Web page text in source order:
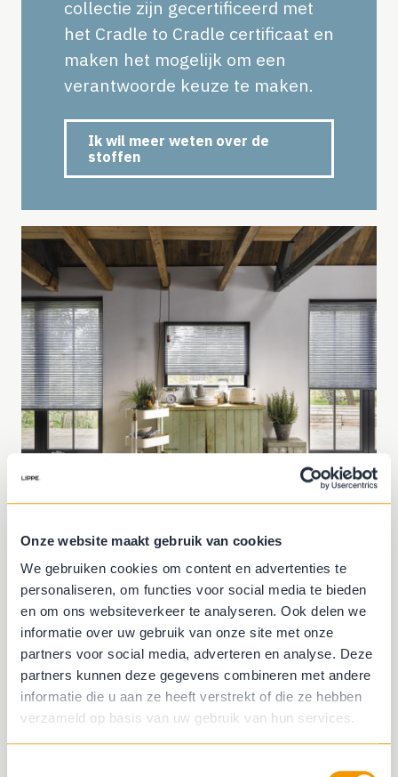
Onze website maakt gebruik van cookies
We gebruiken cookies om content en advertenties te
personaliseren, om functies voor social media te bieden
en om ons websiteverkeer te analyseren. Ook delen we
informatie over uw gebruik van onze site met onze
partners voor social media, adverteren en analyse. Deze
partners kunnen deze gegevens combineren met andere
informatie die u aan ze heeft verstrekt of die ze hebben
verzameld op basis van uw gebruik van hun services.
collectie zijn gecertificeerd met
het Cradle to Cradle certificaat en
maken het mogelijk om een
verantwoorde keuze te maken.
Ik wil meer weten over de
stoffen